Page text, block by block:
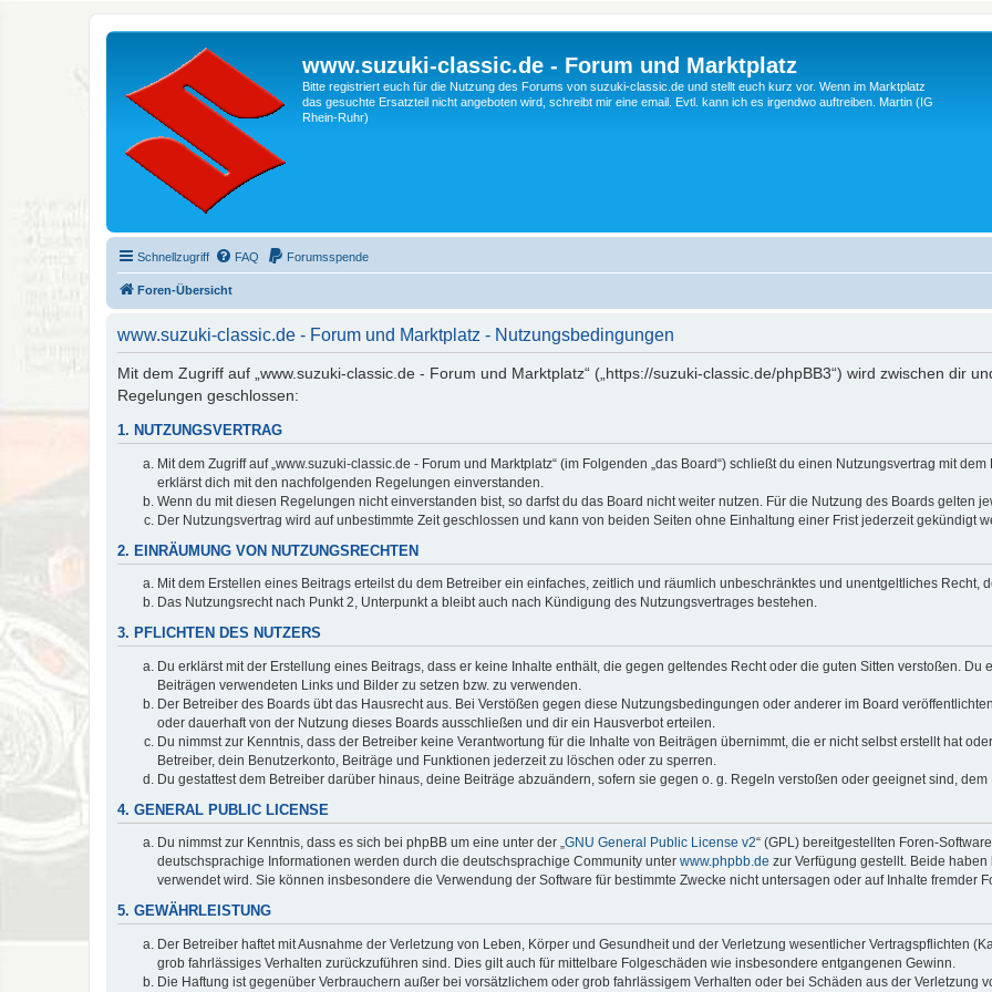
www.suzuki-classic.de - Forum und Marktplatz
Bitte registriert euch für die Nutzung des Forums von suzuki-classic.de und stellt euch kurz vor. Wenn im Marktplatz
das gesuchte Ersatzteil nicht angeboten wird, schreibt mir eine email. Evtl. kann ich es irgendwo auftreiben. Martin (IG
Rhein-Ruhr)
Schnellzugriff FAQ Forumsspende
Foren-Übersicht
www.suzuki-classic.de - Forum und Marktplatz - Nutzungsbedingungen
Mit dem Zugriff auf „www.suzuki-classic.de - Forum und Marktplatz“ („https://suzuki-classic.de/phpBB3“) wird zwischen dir
Regelungen geschlossen:
1. NUTZUNGSVERTRAG
Mit dem Zugriff auf „www.suzuki-classic.de - Forum und Marktplatz“ (im Folgenden „das Board“) schließt du einen Nutzungsvertrag mit
erklärst dich mit den nachfolgenden Regelungen einverstanden.
Wenn du mit diesen Regelungen nicht einverstanden bist, so darfst du das Board nicht weiter nutzen. Für die Nutzung des Boards gelten
Der Nutzungsvertrag wird auf unbestimmte Zeit geschlossen und kann von beiden Seiten ohne Einhaltung einer Frist jederzeit gekündigt
2. EINRÄUMUNG VON NUTZUNGSRECHTEN
Mit dem Erstellen eines Beitrags erteilst du dem Betreiber ein einfaches, zeitlich und räumlich unbeschränktes und unentgeltliches Recht,
Das Nutzungsrecht nach Punkt 2, Unterpunkt a bleibt auch nach Kündigung des Nutzungsvertrages bestehen.
3. PFLICHTEN DES NUTZERS
Du erklärst mit der Erstellung eines Beitrags, dass er keine Inhalte enthält, die gegen geltendes Recht oder die guten Sitten verstoßen.
Beiträgen verwendeten Links und Bilder zu setzen bzw. zu verwenden.
Der Betreiber des Boards übt das Hausrecht aus. Bei Verstößen gegen diese Nutzungsbedingungen oder anderer im Board
oder dauerhaft von der Nutzung dieses Boards ausschließen und dir ein Hausverbot erteilen.
Du nimmst zur Kenntnis, dass der Betreiber keine Verantwortung für die Inhalte von Beiträgen übernimmt, die er nicht selbst erstellt hat
Betreiber, dein Benutzerkonto, Beiträge und Funktionen jederzeit zu löschen oder zu sperren.
Du gestattest dem Betreiber darüber hinaus, deine Beiträge abzuändern, sofern sie gegen o. g. Regeln verstoßen oder geeignet sind,
4. GENERAL PUBLIC LICENSE
Du nimmst zur Kenntnis, dass es sich bei phpBB um eine unter der „GNU General Public License v2“ (GPL) bereitgestellten Foren-
deutschsprachige Informationen werden durch die deutschsprachige Community unter www.phpbb.de zur Verfügung gestellt. Beide
verwendet wird. Sie können insbesondere die Verwendung der Software für bestimmte Zwecke nicht untersagen oder auf Inhalte fremder
5. GEWÄHRLEISTUNG
Der Betreiber haftet mit Ausnahme der Verletzung von Leben, Körper und Gesundheit und der Verletzung wesentlicher Vertragspflichten
grob fahrlässiges Verhalten zurückzuführen sind. Dies gilt auch für mittelbare Folgeschäden wie insbesondere entgangenen Gewinn.
Die Haftung ist gegenüber Verbrauchern außer bei vorsätzlichem oder grob fahrlässigem Verhalten oder bei Schäden aus der Verletzung